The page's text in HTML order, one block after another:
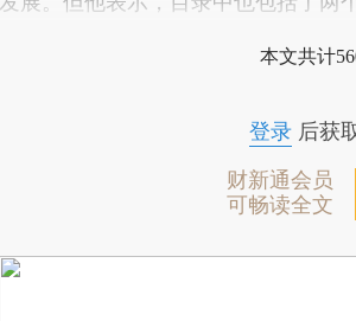
本文共计
登录后获
财新通会员
可畅读全文